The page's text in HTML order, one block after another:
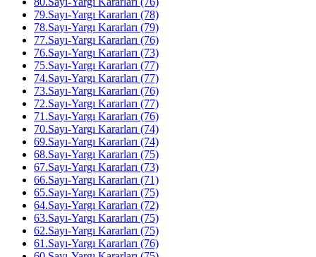
79.Sayı-Yargı Kararları (78)
78.Sayı-Yargı Kararları (79)
77.Sayı-Yargı Kararları (76)
76.Sayı-Yargı Kararları (73)
75.Sayı-Yargı Kararları (77)
74.Sayı-Yargı Kararları (77)
73.Sayı-Yargı Kararları (76)
72.Sayı-Yargı Kararları (77)
71.Sayı-Yargı Kararları (76)
70.Sayı-Yargı Kararları (74)
69.Sayı-Yargı Kararları (74)
68.Sayı-Yargı Kararları (75)
67.Sayı-Yargı Kararları (73)
66.Sayı-Yargı Kararları (71)
65.Sayı-Yargı Kararları (75)
64.Sayı-Yargı Kararları (72)
63.Sayı-Yargı Kararları (75)
62.Sayı-Yargı Kararları (75)
61.Sayı-Yargı Kararları (76)